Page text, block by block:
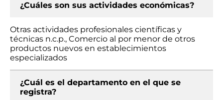
¿Cuáles son sus actividades económicas?
Otras actividades profesionales científicas y
técnicas n.c.p., Comercio al por menor de otros
productos nuevos en establecimientos
especializados
¿Cuál es el departamento en el que se
registra?